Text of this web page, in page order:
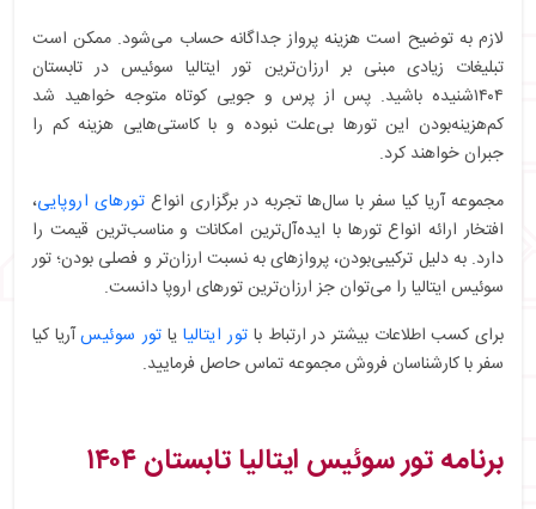
لازم به توضیح است هزینه پرواز جداگانه حساب می‌شود. ممکن است
تبلیغات زیادی مبنی بر ارزان‌ترین تور ایتالیا سوئیس در تابستان
۱۴۰۴شنیده باشید. پس از پرس و جویی کوتاه متوجه خواهید شد
کم‌هزینه‌بودن این تورها بی‌علت نبوده و با کاستی‌هایی هزینه کم را
جبران خواهند کرد.
مجموعه آریا کیا سفر با سال‌ها تجربه در برگزاری انواعتورهای اروپایی،
افتخار ارائه انواع تورها با ایده‌آل‌ترین امکانات و مناسب‌ترین قیمت را
دارد. به دلیل ترکیبی‌بودن، پروازهای به نسبت ارزان‌تر و فصلی بودن؛ تور
سوئیس ایتالیا را می‌توان جز ارزان‌ترین تورهای اروپا دانست.
برای کسب اطلاعات بیشتر در ارتباط با تور ایتالیایا تور سوئیسآریا کیا
سفر با کارشناسان فروش مجموعه تماس حاصل فرمایید.
برنامه تور سوئیس ایتالیا تابستان ۱۴۰۴